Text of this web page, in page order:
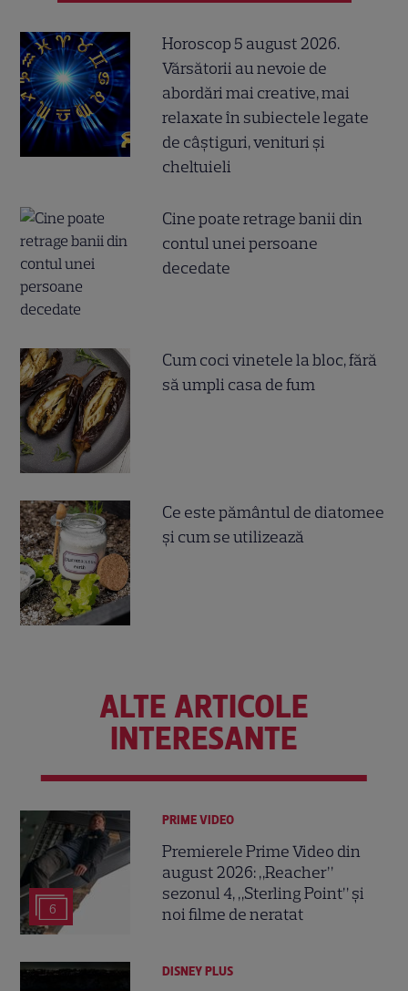
Horoscop 5 august 2026.
Vărsătorii au nevoie de
abordări mai creative, mai
relaxate în subiectele legate
de câștiguri, venituri și
cheltuieli
Cine poate retrage banii din
contul unei persoane
decedate
Cum coci vinetele la bloc, fără
să umpli casa de fum
Ce este pământul de diatomee
și cum se utilizează
ALTE ARTICOLE
INTERESANTE
6
PRIME VIDEO
Premierele Prime Video din
august 2026: „Reacher”
sezonul 4, „Sterling Point” și
noi filme de neratat
DISNEY PLUS